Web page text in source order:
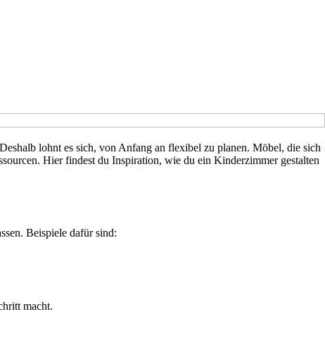
lohnt es sich, von Anfang an flexibel zu planen. Möbel, die sich
Hier findest du Inspiration, wie du ein Kinderzimmer gestalten
Beispiele dafür sind:
macht.